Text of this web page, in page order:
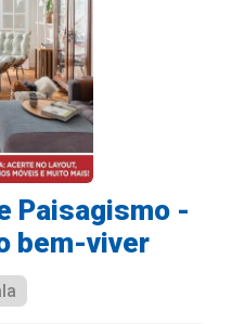
Paisagismo -
bem-viver